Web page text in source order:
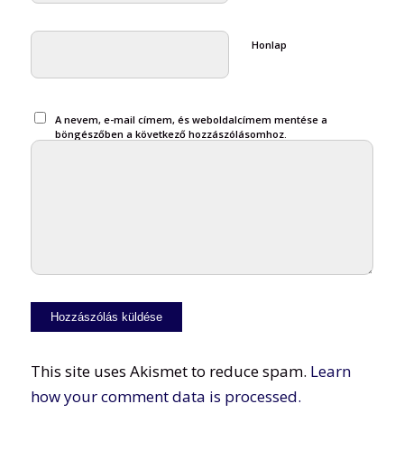
Honlap
A nevem, e-mail címem, és weboldalcímem mentése a
böngészőben a következő hozzászólásomhoz.
This site uses Akismet to reduce spam. Learn
how your comment data is processed.